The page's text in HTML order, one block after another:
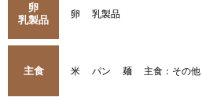
卵
乳製品
卵 乳製品
主食 米 パン 麺 主食：その他